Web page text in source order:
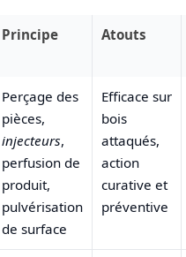
Principe Atouts
Perçage des
pièces,
injecteurs,
perfusion de
produit,
pulvérisation
de surface
Efficace sur
bois
attaqués,
action
curative et
préventive